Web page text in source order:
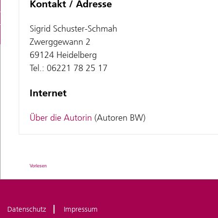
Kontakt / Adresse
Sigrid Schuster-Schmah
Zwerggewann 2
69124 Heidelberg
Tel.: 06221 78 25 17
Internet
Über die Autorin (Autoren BW)
Vorlesen
Datenschutz Impressum